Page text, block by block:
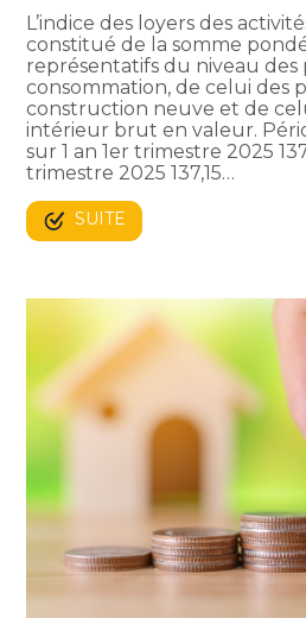
L’indice des loyers des
constitué de la somme
représentatifs du niveau des
consommation, de celui des
construction neuve et de
intérieur brut en valeur.
sur 1 an 1er trimestre 2025
trimestre 2025 137,15…
SUITE